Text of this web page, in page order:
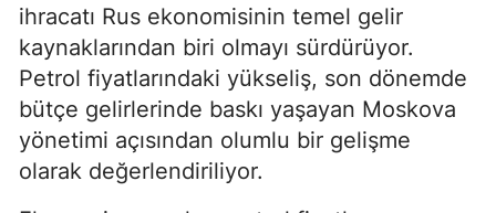
ihracatı Rus ekonomisinin temel gelir
kaynaklarından biri olmayı sürdürüyor.
Petrol fiyatlarındaki yükseliş, son dönemde
bütçe gelirlerinde baskı yaşayan Moskova
yönetimi açısından olumlu bir gelişme
olarak değerlendiriliyor.